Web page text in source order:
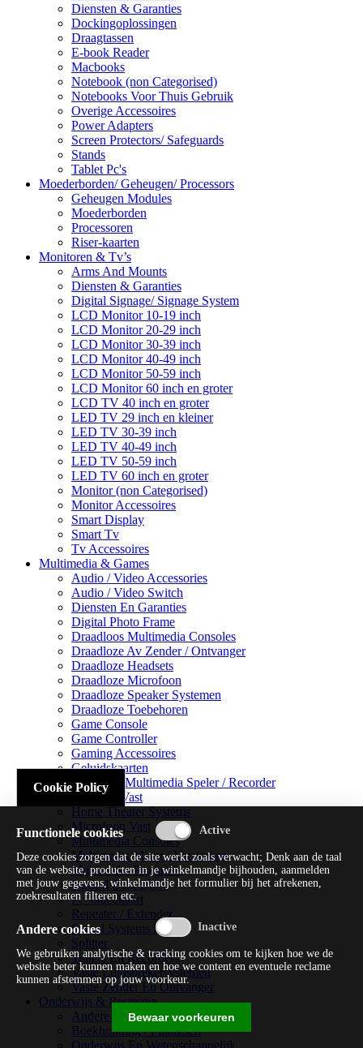
Diensten & Garanties
Dockingoplossingen
Draagtassen
E-book Reader
Macbooks
Notebook (non Categorised)
Notebooks Voor Thuis Gebruik
Overige Accessoires
Power Adapters
Screen Protectors/ Safeguards
Stands
Tablet Pc's
Moederborden/ Geheugen/ Processors
Geheugen Modules
Moederborden
Processoren
Riser-kaarten
Monitoren & Tv’s
Arms And Mounts
Diensten & Garanties
Digital Signage/ Signage System
LCD Monitor 10-19 inch
LCD Monitor 20-29 inch
LCD Monitor 30-39 inch
LCD Monitor 40-49 inch
LCD Monitor 50-59 inch
LCD Monitor 60 inch en groter
LCD TV 40 inch en groter
LED TV 29 inch en kleiner
LED TV 30-39 inch
LED TV 40-49 inch
LED TV 50-59 inch
LED TV 60 inch en groter
Monitor (non Categorised)
Monitor Accessoires
Smart Display
Smart Tv
Tv Accessoires
Multimedia & Games
Audio / Video Accessories
Audio / Video Switch
Diensten En Garanties
Digital Photo Frame
Draadloos Multimedia Consoles
Draadloze Av Zender / Ontvanger
Draadloze Headsets
Draadloze Microfoon
Draadloze Speaker Systemen
Draadloze Toebehoren
Game Console
Game Controller
Gaming Accessoires
Geluidskaarten
Handheld Multimedia Speler / Recorder
Headsets Vast
Home Theater Systems
Microfoon Vast
Multimedia Consoles
Multimedia Mixer / Versterker
Multimedia Productie
Optical Disk Drive
Pc Videokaart
Repeater / Extender
Sound Systems Hi-fi
Splitter
Tuners En Recorders
Vaste Luidsprekersystemen
Vaste Zender En Ontvanger
Onderwijs & Recreatie
Andere Beveiligingssoftware
Boekhouding / Financiën
Cookie Policy
Functionele cookies
Deze cookies zorgen dat de site werkt zoals verwacht; Denk aan de taal
van de website, producten in je winkelmandje bijhouden, aanmelden
met jouw gegevens, winkelmandje het formulier bij het afrekenen,
zoekresultaten filteren etc.
Andere cookies
We gebruiken analytische & tracking cookies om te kijken hoe we de
website beter kunnen maken en hoe we content en eventuele reclame
kunnen afstemmen op jouw voorkeur.
Bewaar voorkeuren